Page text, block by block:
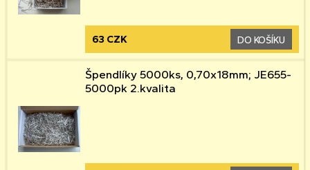
63 CZK DO KOŠÍKU
Špendlíky 5000ks, 0,70x18mm; JE655-
5000pk 2.kvalita